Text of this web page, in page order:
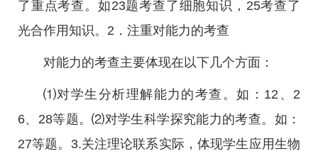
了重点考查。如23题考查了细胞知识，25考查了
光合作用知识。2．注重对能力的考查
对能力的考查主要体现在以下几个方面：
⑴对学生分析理解能力的考查。如：12、2
6、28等题。⑵对学生科学探究能力的考查。如：
27等题。3.关注理论联系实际，体现学生应用生物